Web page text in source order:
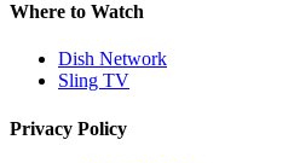
Where to Watch
Dish Network
Sling TV
Privacy Policy